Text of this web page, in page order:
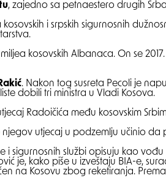
, zajedno sa petnaestero drugih
i srpskih sigurnosnih
kosovskih Albanaca. On se
. Nakon tog susreta Pecoli je
dobili tri ministra u Vladi Kosova.
Radoičića među kosovskim
utjecaj u podzemlju učinio da
i sigurnosnih službi opisuju kao
je, kako piše u izveštaju BIA-e,
na Kosovu zbog reketiranja.